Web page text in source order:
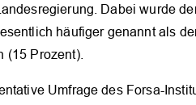
Dabei wurde
häufiger genannt als
(15 Prozent).
Umfrage des Forsa-